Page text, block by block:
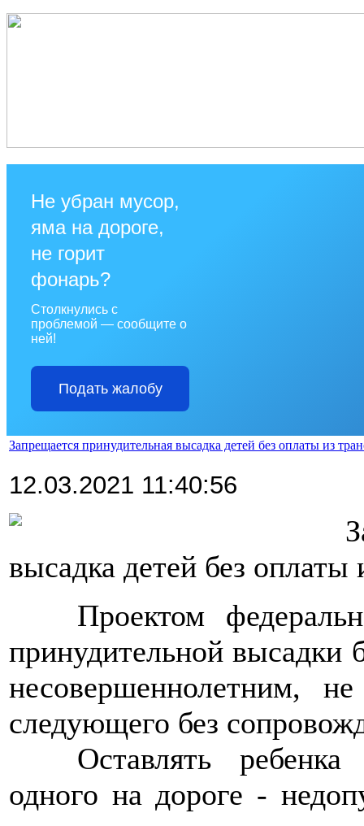
Не убран мусор,
яма на дороге,
не горит
фонарь?
Столкнулись с
проблемой — сообщите о
ней!
Подать жалобу
Запрещается принудительная высадка детей без оплаты из
12.03.2021 11:40:56
высадка детей без оплаты
Проектом
принудительной высадки
несовершеннолетним,
следующего без
Оставлять
одного на дороге -